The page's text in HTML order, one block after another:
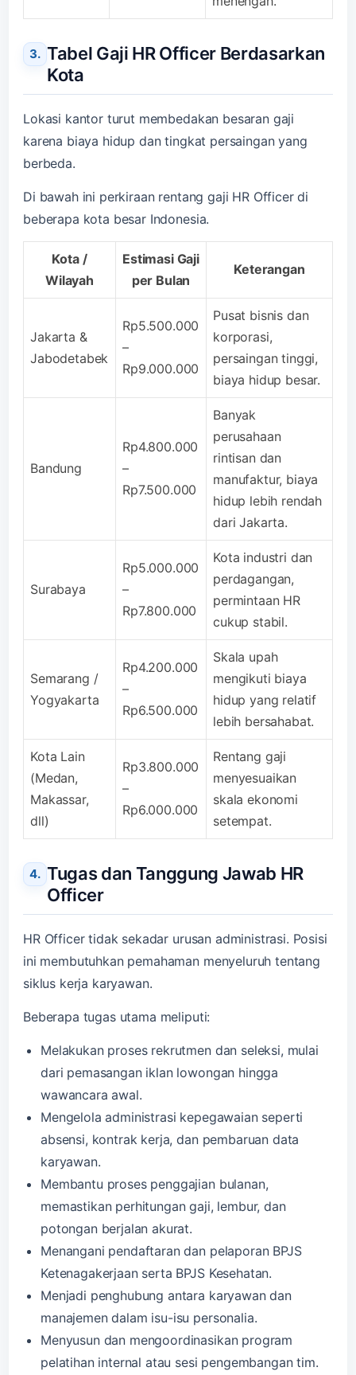
Tabel Gaji HR Officer Berdasarkan
Kota
Lokasi kantor turut membedakan besaran gaji
karena biaya hidup dan tingkat persaingan yang
berbeda.
Di bawah ini perkiraan rentang gaji HR Officer di
beberapa kota besar Indonesia.
Kota /
Wilayah
Estimasi Gaji
per Bulan
Keterangan
Jakarta &
Jabodetabek
Rp5.500.000
–
Rp9.000.000
Pusat bisnis dan
korporasi,
persaingan tinggi,
biaya hidup besar.
Bandung
Rp4.800.000
–
Rp7.500.000
Banyak
perusahaan
rintisan dan
manufaktur, biaya
hidup lebih rendah
dari Jakarta.
Surabaya
Rp5.000.000
–
Rp7.800.000
Kota industri dan
perdagangan,
permintaan HR
cukup stabil.
Semarang /
Yogyakarta
Rp4.200.000
–
Rp6.500.000
Skala upah
mengikuti biaya
hidup yang relatif
lebih bersahabat.
Kota Lain
(Medan,
Makassar,
dll)
Rp3.800.000
–
Rp6.000.000
Rentang gaji
menyesuaikan
skala ekonomi
setempat.
Tugas dan Tanggung Jawab HR
Officer
HR Officer tidak sekadar urusan administrasi. Posisi
ini membutuhkan pemahaman menyeluruh tentang
siklus kerja karyawan.
Beberapa tugas utama meliputi:
Melakukan proses rekrutmen dan seleksi, mulai
dari pemasangan iklan lowongan hingga
wawancara awal.
Mengelola administrasi kepegawaian seperti
absensi, kontrak kerja, dan pembaruan data
karyawan.
Membantu proses penggajian bulanan,
memastikan perhitungan gaji, lembur, dan
potongan berjalan akurat.
Menangani pendaftaran dan pelaporan BPJS
Ketenagakerjaan serta BPJS Kesehatan.
Menjadi penghubung antara karyawan dan
manajemen dalam isu-isu personalia.
Menyusun dan mengoordinasikan program
pelatihan internal atau sesi pengembangan tim.